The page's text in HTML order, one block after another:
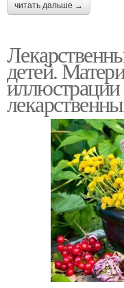
читать дальше →
детей.